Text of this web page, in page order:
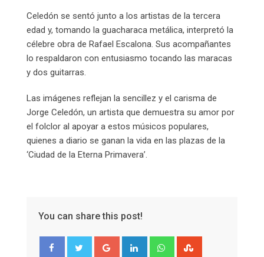
Celedón se sentó junto a los artistas de la tercera
edad y, tomando la guacharaca metálica, interpretó la
célebre obra de Rafael Escalona. Sus acompañantes
lo respaldaron con entusiasmo tocando las maracas
y dos guitarras.
Las imágenes reflejan la sencillez y el carisma de
Jorge Celedón, un artista que demuestra su amor por
el folclor al apoyar a estos músicos populares,
quienes a diario se ganan la vida en las plazas de la
‘Ciudad de la Eterna Primavera’.
You can share this post!
Google+ LinkedIn Whatsapp